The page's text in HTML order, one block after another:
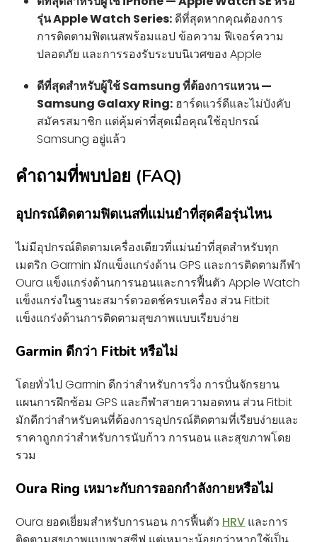
รุ่น Apple Watch Series: ดีที่สุดหากคุณต้องการ
การติดตามฟิตเนสพร้อมแอป ข้อความ ฟีเจอร์ความ
ปลอดภัย และการรองรับระบบนิเวศของ Apple
ดีที่สุดสำหรับผู้ใช้ Samsung ที่ต้องการแหวน —
Samsung Galaxy Ring: ฮาร์ดแวร์ดีและไม่บังคับ
สมัครสมาชิก แต่คุ้มค่าที่สุดเมื่อคุณใช้อุปกรณ์
Samsung อยู่แล้ว
คำถามที่พบบ่อย (FAQ)
อุปกรณ์ติดตามฟิตเนสที่แม่นยำที่สุดคือรุ่นไหน
ไม่มีอุปกรณ์ติดตามเครื่องเดียวที่แม่นยำที่สุดสำหรับทุก
เมตริก Garmin มักแข็งแกร่งด้าน GPS และการติดตามกีฬา
Oura แข็งแกร่งด้านการนอนและการฟื้นตัว Apple Watch
แข็งแกร่งในฐานะสมาร์ตวอตช์ครบเครื่อง ส่วน Fitbit
แข็งแกร่งด้านการติดตามสุขภาพแบบเรียบง่าย
Garmin ดีกว่า Fitbit หรือไม่
โดยทั่วไป Garmin ดีกว่าสำหรับการวิ่ง การปั่นจักรยาน
แผนการฝึกซ้อม GPS และกีฬาสายความอดทน ส่วน Fitbit
มักดีกว่าสำหรับคนที่ต้องการอุปกรณ์ติดตามที่เรียบง่ายและ
ราคาถูกกว่าสำหรับการนับก้าว การนอน และสุขภาพโดย
รวม
Oura Ring เหมาะกับการออกกำลังกายหรือไม่
Oura ยอดเยี่ยมสำหรับการนอน การฟื้นตัว HRV และการ